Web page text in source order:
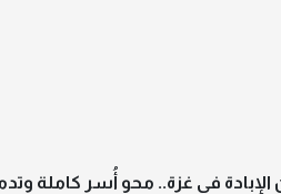
في غزة.. محو أُسر كاملة